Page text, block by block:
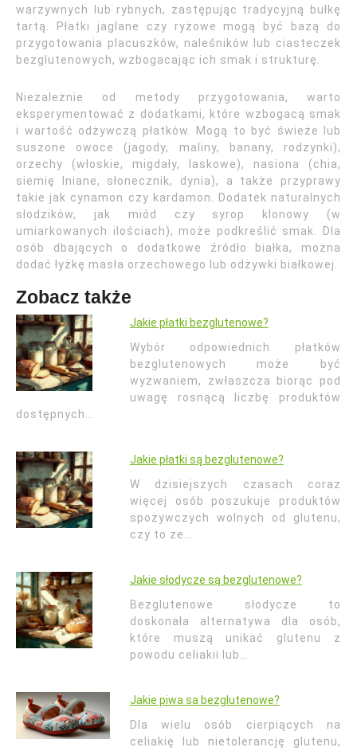
warzywnych lub rybnych, zastępując tradycyjną bułkę
tartą. Płatki jaglane czy ryżowe mogą być bazą do
przygotowania placuszków, naleśników lub ciasteczek
bezglutenowych, wzbogacając ich smak i strukturę.
Niezależnie od metody przygotowania, warto
eksperymentować z dodatkami, które wzbogacą smak
i wartość odżywczą płatków. Mogą to być świeże lub
suszone owoce (jagody, maliny, banany, rodzynki),
orzechy (włoskie, migdały, laskowe), nasiona (chia,
siemię lniane, słonecznik, dynia), a także przyprawy
takie jak cynamon czy kardamon. Dodatek naturalnych
słodzików, jak miód czy syrop klonowy (w
umiarkowanych ilościach), może podkreślić smak. Dla
osób dbających o dodatkowe źródło białka, można
dodać łyżkę masła orzechowego lub odżywki białkowej.
Zobacz także
Jakie płatki bezglutenowe?
Wybór odpowiednich płatków
bezglutenowych może być
wyzwaniem, zwłaszcza biorąc pod
uwagę rosnącą liczbę produktów
dostępnych…
Jakie płatki są bezglutenowe?
W dzisiejszych czasach coraz
więcej osób poszukuje produktów
spożywczych wolnych od glutenu,
czy to ze…
Jakie słodycze są bezglutenowe?
Bezglutenowe słodycze to
doskonała alternatywa dla osób,
które muszą unikać glutenu z
powodu celiakii lub…
Jakie piwa sa bezglutenowe?
Dla wielu osób cierpiących na
celiakię lub nietolerancję glutenu,